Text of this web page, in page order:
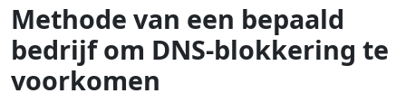
Methode van een bepaald
bedrijf om DNS-blokkering te
voorkomen